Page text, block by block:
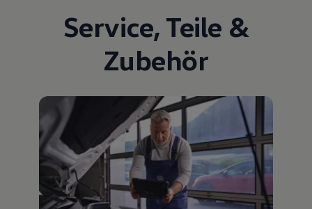
Service, Teile &
Zubehör